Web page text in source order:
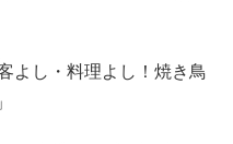
よし・料理よし！焼き鳥